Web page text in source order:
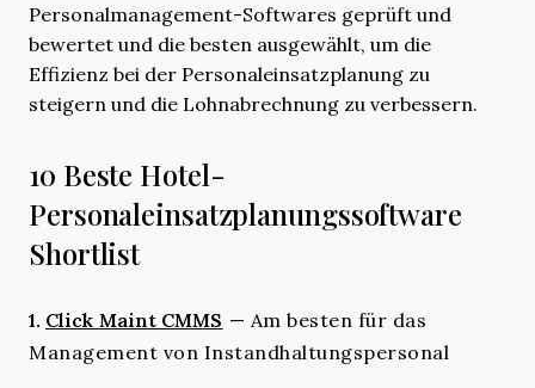
Personalmanagement-Softwares geprüft und
bewertet und die besten ausgewählt, um die
Effizienz bei der Personaleinsatzplanung zu
steigern und die Lohnabrechnung zu verbessern.
10 Beste Hotel-
Personaleinsatzplanungssoftware
Shortlist
1. Click Maint CMMS — Am besten für das
Management von Instandhaltungspersonal